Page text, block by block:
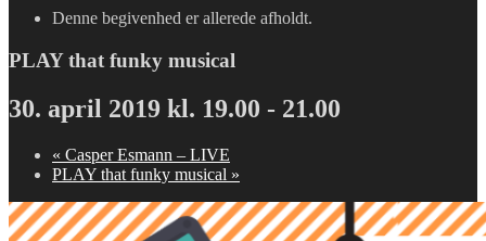
Denne begivenhed er allerede afholdt.
PLAY that funky musical
30. april 2019 kl. 19.00 - 21.00
« Casper Esmann – LIVE
PLAY that funky musical »